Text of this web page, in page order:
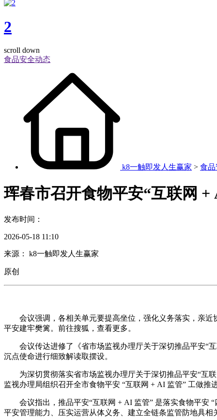
2
scroll down
食品安全动态
k8一触即发人生赢家 > 食
珲春市召开食物平安“互联网 +
发布时间：
2026-05-18 11:10
来源： k8一触即发人生赢家
原创
会议强调，各相关单元要提高坐位，强化义务落实，亲近
平安建牢樊篱。前往搜狐，查看更多。
会议传达进修了《省市场监视办理厅关于深切推品平安“互
沉点使命进行细致解读取摆设。
为深切贯彻落实省市场监视办理厅关于深切推品平安“互联
监视办理局组织召开全市食物平安 “互联网 + AI 监管” 工做
会议指出，推品平安“互联网 + AI 监管” 是落实食物平安 “
平安管理能力、压实运营从体义务、建立全链条监管防地具相